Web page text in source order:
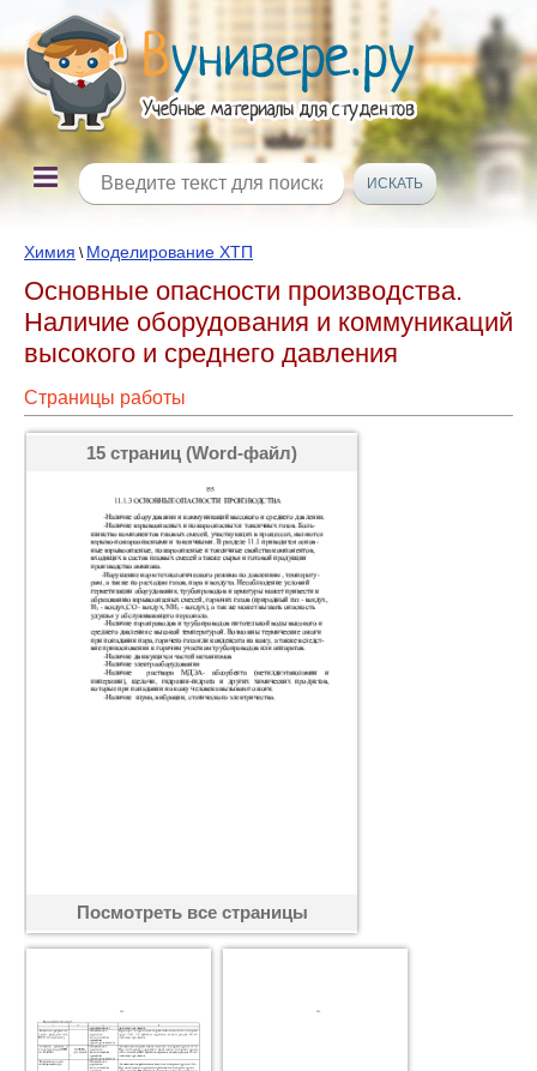
Химия \ Моделирование ХТП
Основные опасности производства.
Наличие обоpудования и коммуникаций
высокого и сpеднего давления
Страницы работы
15 страниц (Word-файл)
Посмотреть все страницы